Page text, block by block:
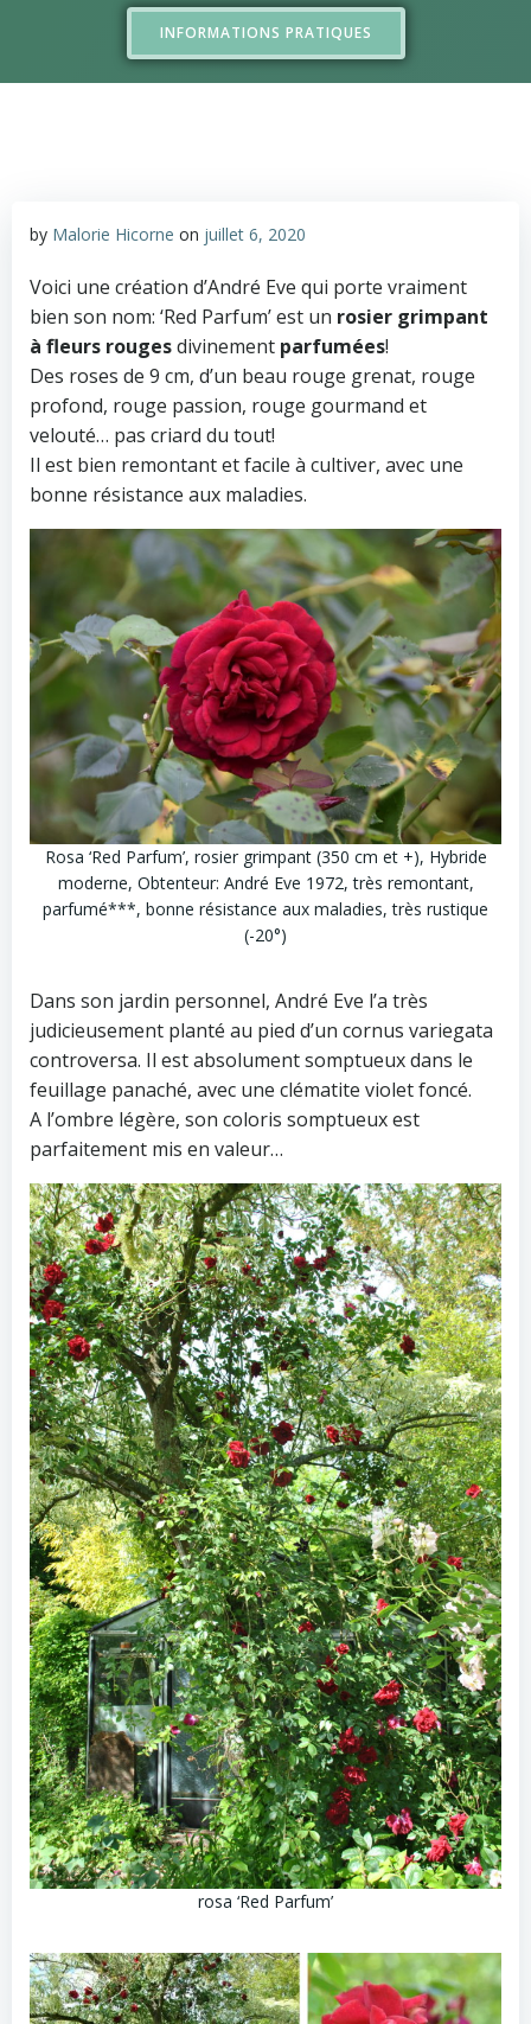
INFORMATIONS PRATIQUES
by Malorie Hicorne on juillet 6, 2020
Voici une création d’André Eve qui porte vraiment
bien son nom: ‘Red Parfum’ est un rosier grimpant
à fleurs rougesdivinement parfumées!
Des roses de 9 cm, d’un beau rouge grenat, rouge
profond, rouge passion, rouge gourmand et
velouté… pas criard du tout!
Il est bien remontant et facile à cultiver, avec une
bonne résistance aux maladies.
Rosa ‘Red Parfum’, rosier grimpant (350 cm et +), Hybride
moderne, Obtenteur: André Eve 1972, très remontant,
parfumé***, bonne résistance aux maladies, très rustique
(-20°)
Dans son jardin personnel, André Eve l’a très
judicieusement planté au pied d’un cornus variegata
controversa. Il est absolument somptueux dans le
feuillage panaché, avec une clématite violet foncé.
A l’ombre légère, son coloris somptueux est
parfaitement mis en valeur…
rosa ‘Red Parfum’